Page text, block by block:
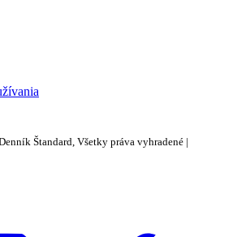
Štandard, Všetky práva vyhradené |